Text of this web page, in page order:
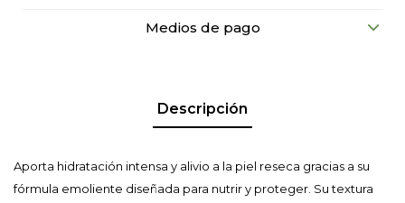
Medios de pago
Descripción
Aporta hidratación intensa y alivio a la piel reseca gracias a su
fórmula emoliente diseñada para nutrir y proteger. Su textura